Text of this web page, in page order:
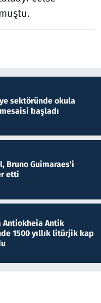
sektöründe okula
başladı
Bruno Guimaraes'i
etti
Antiokheia Antik
1500 yıllık litürjik kap